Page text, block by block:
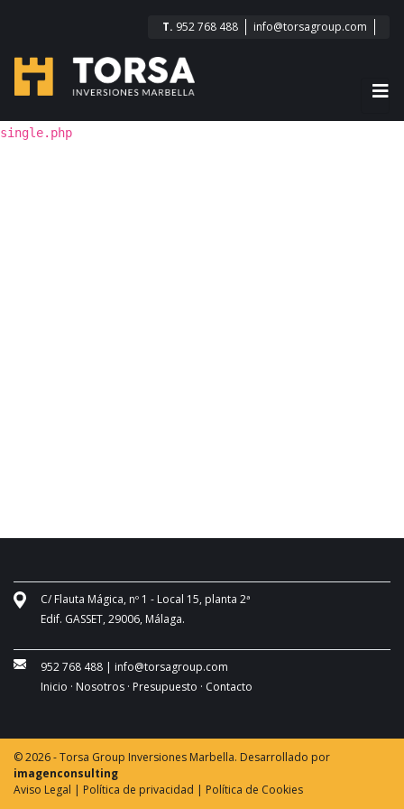
T. 952 768 488 info@torsagroup.com
single.php
C/ Flauta Mágica, nº 1 - Local 15, planta 2ª
Edif. GASSET, 29006, Málaga.
952 768 488 | info@torsagroup.com
Inicio · Nosotros · Presupuesto · Contacto
© 2026 - Torsa Group Inversiones Marbella. Desarrollado por
imagenconsulting
Aviso Legal | Política de privacidad | Política de Cookies